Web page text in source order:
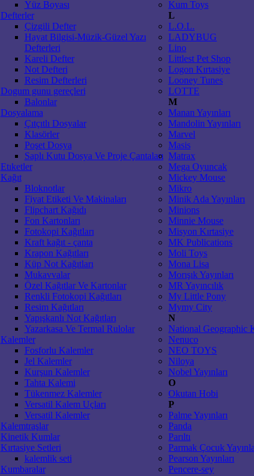
Yüz Boyası
Defterler
Çizgili Defter
Hayat Bilgisi-Müzik-Güzel Yazı
Defterleri
Kareli Defter
Not Defteri
Resim Defterleri
Dogum gunu gereçleri
Balonlar
Dosyalama
Çıtçıtlı Dosyalar
Klasörler
Poşet Dosya
Saplı Kutu Dosya Ve Proje Çantaları
Etıketler
Kağıt
Bloknotlar
Fiyat Etiketi Ve Makinaları
Flipchart Kağıdı
Fon Kartonları
Fotokopi Kağıtları
Kraft kağıt - çanta
Krapon Kağıtları
Küp Not Kağıtları
Mukavvalar
Özel Kağıtlar Ve Kartonlar
Renkli Fotokopi Kağıtları
Resim Kağıtları
Yapışkanlı Not Kağıtları
Yazarkasa Ve Termal Rulolar
Kalemler
Fosforlu Kalemler
Jel Kalemler
Kurşun Kalemler
Tahta Kalemi
Tükenmez Kalemler
Versatil Kalem Uçları
Versatil Kalemler
Kalemtraşlar
Kinetik Kumlar
Kırtasiye Setleri
kalemlik seti
Kumbaralar
Kum Toys
L
L.O.L.
LADYBUG
Lino
Littlest Pet Shop
Logon Kırtasiye
Looney Tunes
LOTTE
M
Manan Yayınları
Mandolin Yayınları
Marvel
Masis
Matrax
Mega Oyuncak
Mickey Mouse
Mikro
Minik Ada Yayınları
Minions
Minnie Mouse
Misyon Kırtasiye
MK Publications
Moli Toys
Mona Lisa
Morışık Yayınları
MR Yayıncılık
My Little Pony
Mymy City
N
National Geographic
Nenuco
NEO TOYS
Niloya
Nobel Yayınları
O
Okutan Hobi
P
Palme Yayınları
Panda
Parıltı
Parmak Çocuk
Pearson Yayınları
Pencere-sey